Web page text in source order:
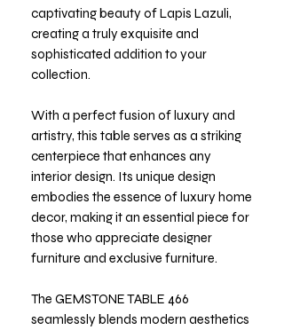
captivating beauty of Lapis Lazuli,
creating a truly exquisite and
sophisticated addition to your
collection.
With a perfect fusion of luxury and
artistry, this table serves as a striking
centerpiece that enhances any
interior design. Its unique design
embodies the essence of luxury home
decor, making it an essential piece for
those who appreciate designer
furniture and exclusive furniture.
The GEMSTONE TABLE 466
seamlessly blends modern aesthetics